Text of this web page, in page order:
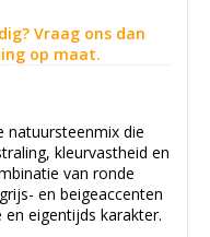
Vraag ons dan
op maat.
natuursteenmix die
kleurvastheid en
van ronde
en beigeaccenten
eigentijds karakter.